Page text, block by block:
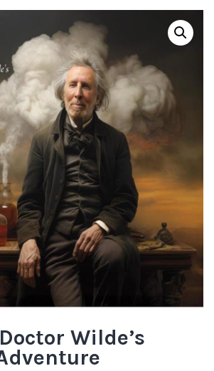
Wilde’s